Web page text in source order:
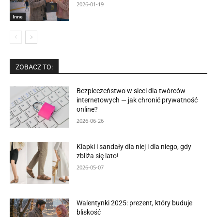
Inne
2026-01-19
ZOBACZ TO:
Bezpieczeństwo w sieci dla twórców
internetowych — jak chronić prywatność
online?
2026-06-26
Klapki i sandały dla niej i dla niego, gdy
zbliża się lato!
2026-05-07
Walentynki 2025: prezent, który buduje
bliskość